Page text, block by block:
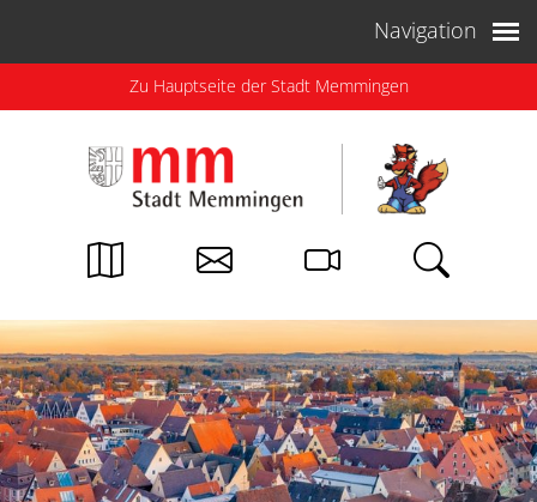
Navigation
Zu Hauptseite der Stadt Memmingen